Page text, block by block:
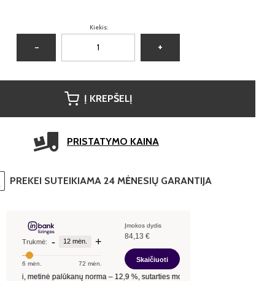
Kiekis:
− +
Į KREPŠELĮ
PRISTATYMO KAINA
PREKEI SUTEIKIAMA 24 MĖNESIŲ GARANTIJA